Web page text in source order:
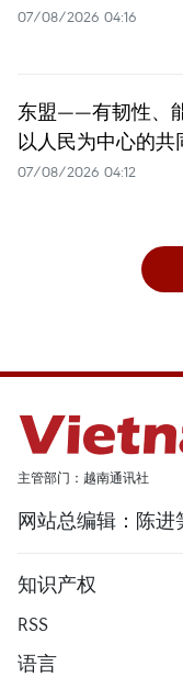
07/08/2026 04:16
东盟——有韧性、
以人民为中心的共
07/08/2026 04:12
主管部门：越南通讯社
网站总编辑：陈进
知识产权
RSS
语言